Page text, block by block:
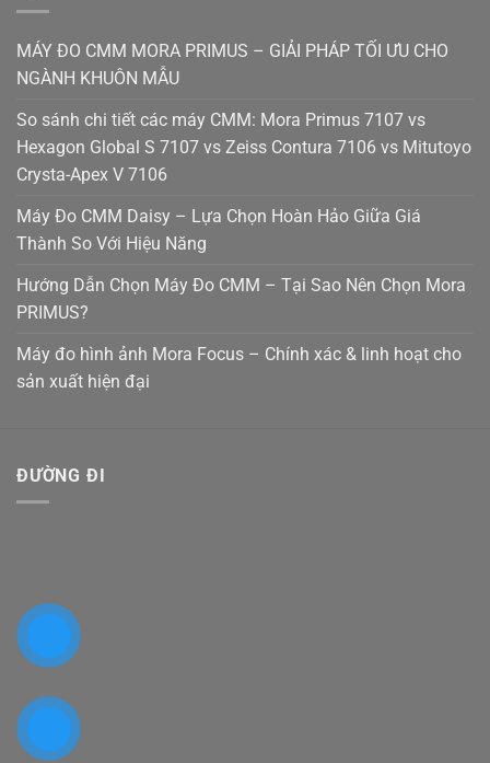
MÁY ĐO CMM MORA PRIMUS – GIẢI PHÁP TỐI ƯU CHO
NGÀNH KHUÔN MẪU
So sánh chi tiết các máy CMM: Mora Primus 7107 vs
Hexagon Global S 7107 vs Zeiss Contura 7106 vs Mitutoyo
Crysta-Apex V 7106
Máy Đo CMM Daisy – Lựa Chọn Hoàn Hảo Giữa Giá
Thành So Với Hiệu Năng
Hướng Dẫn Chọn Máy Đo CMM – Tại Sao Nên Chọn Mora
PRIMUS?
Máy đo hình ảnh Mora Focus – Chính xác & linh hoạt cho
sản xuất hiện đại
ĐƯỜNG ĐI